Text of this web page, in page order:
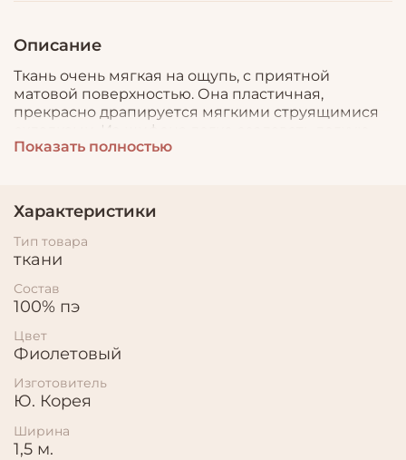
Описание
Ткань очень мягкая на ощупь, с приятной
матовой поверхностью. Она пластичная,
прекрасно драпируется мягкими струящимися
складками. Из шифона легко создавать легкую
многослойную одежду сложного кроя с большим
оттенка.
Показать полностью
Характеристики
Тип товара
ткани
Состав
100% пэ
Цвет
Фиолетовый
Изготовитель
Ю. Корея
Ширина
1,5 м.